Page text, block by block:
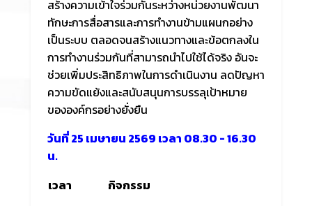
สร้างความเข้าใจร่วมกันระหว่างหน่วยงานพัฒนา
ทักษะการสื่อสารและการทำงานข้ามแผนกอย่าง
เป็นระบบ ตลอดจนสร้างแนวทางและข้อตกลงใน
การทำงานร่วมกันที่สามารถนำไปใช้ได้จริง อันจะ
ช่วยเพิ่มประสิทธิภาพในการดำเนินงาน ลดปัญหา
ความขัดแย้งและสนับสนุนการบรรลุเป้าหมาย
ขององค์กรอย่างยั่งยืน
วันที่ 25 เมษายน 2569 เวลา 08.30 - 16.30
น.
เวลา
กิจกรรม